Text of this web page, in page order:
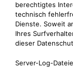
berechtigtes
technisch
Dienste. Soweit
Ihres
dieser
Server-Log-